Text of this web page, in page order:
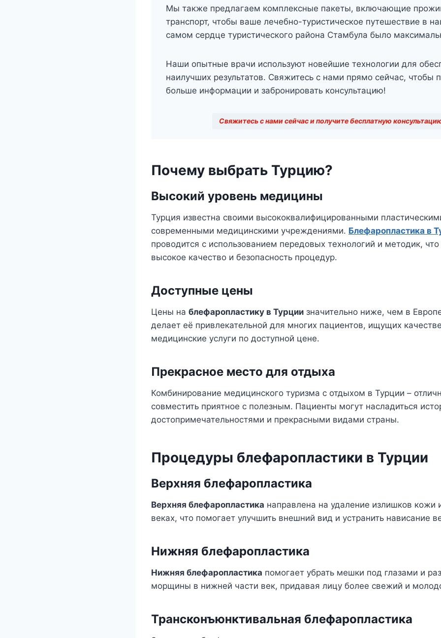
Мы также предлагаем комплексные пакеты, включающие
транспорт, чтобы ваше лечебно-туристическое путешествие в
самом сердце туристического района Стамбула было
Наши опытные врачи используют новейшие технологии для
наилучших результатов. Свяжитесь с нами прямо сейчас, чтобы
больше информации и забронировать консультацию!
Свяжитесь с нами сейчас и получите бесплатную
Почему выбрать Турцию?
Высокий уровень медицины
Турция известна своими высококвалифицированными
современными медицинскими учреждениями. Блефаропластика в
проводится с использованием передовых технологий и методик,
высокое качество и безопасность процедур.
Доступные цены
Цены на блефаропластику в Турции значительно ниже, чем в
делает её привлекательной для многих пациентов, ищущих
медицинские услуги по доступной цене.
Прекрасное место для отдыха
Комбинирование медицинского туризма с отдыхом в Турции –
совместить приятное с полезным. Пациенты могут насладиться
достопримечательностями и прекрасными видами страны.
Процедуры блефаропластики в Турции
Верхняя блефаропластика
Верхняя блефаропластика направлена на удаление излишков кожи
веках, что помогает улучшить внешний вид и устранить нависание
Нижняя блефаропластика
Нижняя блефаропластика помогает убрать мешки под глазами и
морщины в нижней части век, придавая лицу более свежий и
Трансконъюнктивальная блефаропластика